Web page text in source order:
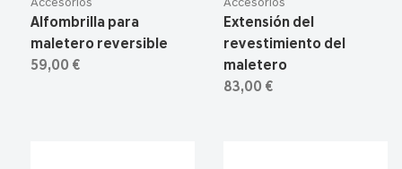
Accesorios
Alfombrilla para
maletero reversible
59,00 €
Accesorios
Extensión del
revestimiento del
maletero
83,00 €